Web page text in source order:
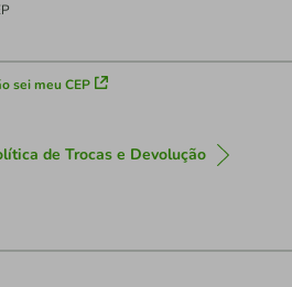
sei meu CEP
de Trocas e Devolução